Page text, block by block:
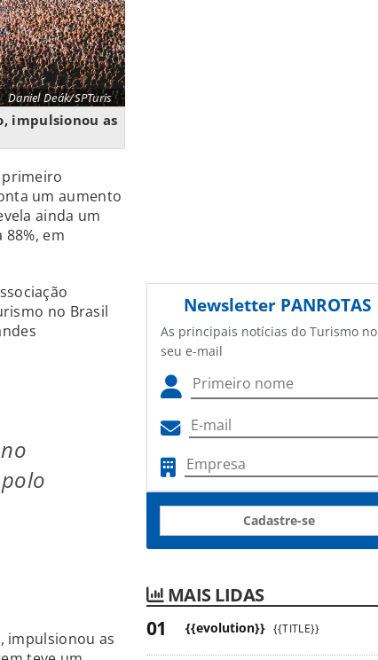
Daniel Deák/SPTuris
impulsionou as
um aumento
ainda um
em
no Brasil
impulsionou as
Newsletter PANROTAS
As principais notícias do Turismo no
seu e-mail
Cadastre-se
MAIS LIDAS
{{evolution}} {{TITLE}}